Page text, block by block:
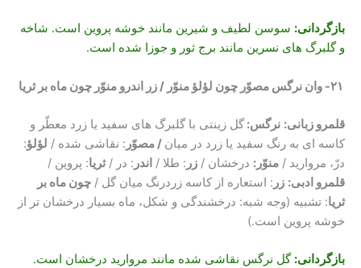
بازگردانی: سوسن لطیف و شیرین مانند خوشه پروین است. شاخه
و گلبرگ های نسرین مانند برج ثور و جوزا شده است.
۲۱- وان نرگس مصوّر چون لؤلؤ منوّر / زر اندرو منوّر چون ماه بر ثریا
قلمرو زبانی: نرگس: گل زینتی با گلبرگ های سفید یا زرد معطّر و
کاسه ای به رنگ سفید یا زرد در میان / مصوّر : نقاشی شده / لؤلؤ:
درّ، مروارید / منوّر: درخشان / زر : طلا / اندر : در /ثریا: پروین /
قلمرو ادبی: زر : استعاره از کاسه زردرنگ میان گل / چون ماه بر
ثریا: تشبیه (وجه شبه: درخشندگی و شکل، ماه بسیار درخشان تر از
خوشه پروین است.)
بازگردانی: گل نرگس نقاشی شده مانند مروارید درخشان است.